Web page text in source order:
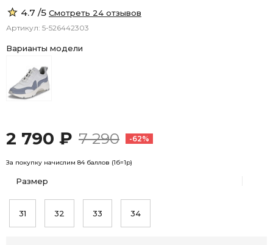
4.7 /5 Смотреть 24 отзывов
Артикул: 5-526442303
Варианты модели
2 790 ₽ 7 290 -62%
За покупку начислим 84 баллов (1б=1р)
Размер
31 32 33 34